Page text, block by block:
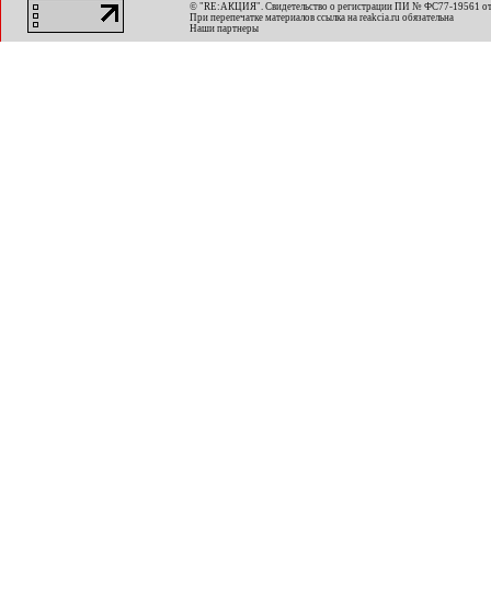
© "RE:АКЦИЯ". Свидетельство о регистрации ПИ № ФС77-19561
При перепечатке материалов ссылка на reakcia.ru обязательна
Наши партнеры